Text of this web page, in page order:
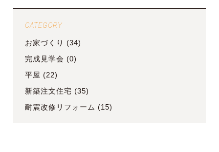
CATEGORY
お家づくり (34)
完成見学会 (0)
平屋 (22)
新築注文住宅 (35)
耐震改修リフォーム (15)